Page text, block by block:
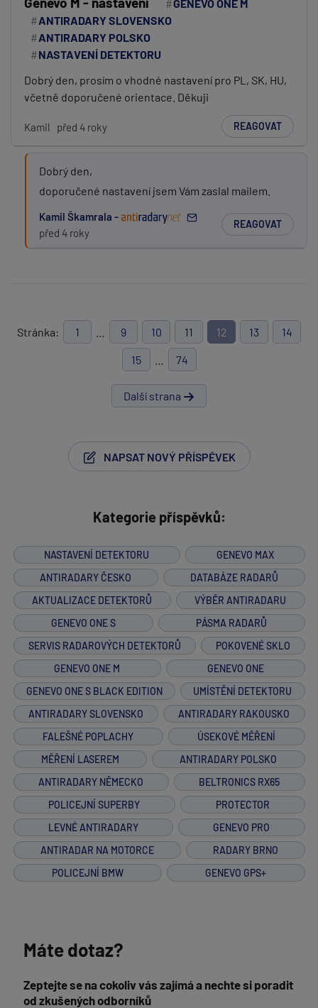
GENEVO ONE M
ANTIRADARY SLOVENSKO
ANTIRADARY POLSKO
NASTAVENÍ DETEKTORU
Dobrý den, prosím o vhodné nastavení pro PL, SK, HU,
včetně doporučené orientace. Děkuji
Kamil před 4 roky REAGOVAT
Dobrý den,
doporučené nastavení jsem Vám zaslal mailem.
Kamil Škamrala -
před 4 roky
REAGOVAT
Stránka: 1 9 10 11 12 13 14
15 74
Další strana
NAPSAT NOVÝ PŘÍSPĚVEK
Kategorie příspěvků:
NASTAVENÍ DETEKTORU
GENEVO MAX
ANTIRADARY ČESKO
DATABÁZE RADARŮ
AKTUALIZACE DETEKTORŮ
VÝBĚR ANTIRADARU
GENEVO ONE S
PÁSMA RADARŮ
SERVIS RADAROVÝCH DETEKTORŮ
POKOVENÉ SKLO
GENEVO ONE M
GENEVO ONE
GENEVO ONE S BLACK EDITION
UMÍSTĚNÍ DETEKTORU
ANTIRADARY SLOVENSKO
ANTIRADARY RAKOUSKO
FALEŠNÉ POPLACHY
ÚSEKOVÉ MĚŘENÍ
MĚŘENÍ LASEREM
ANTIRADARY POLSKO
ANTIRADARY NĚMECKO
BELTRONICS RX65
POLICEJNÍ SUPERBY
PROTECTOR
LEVNÉ ANTIRADARY
GENEVO PRO
ANTIRADAR NA MOTORCE
RADARY BRNO
POLICEJNÍ BMW
GENEVO GPS+
Máte dotaz?
Zeptejte se na cokoliv vás zajímá a nechte si poradit
od zkušených odborníků